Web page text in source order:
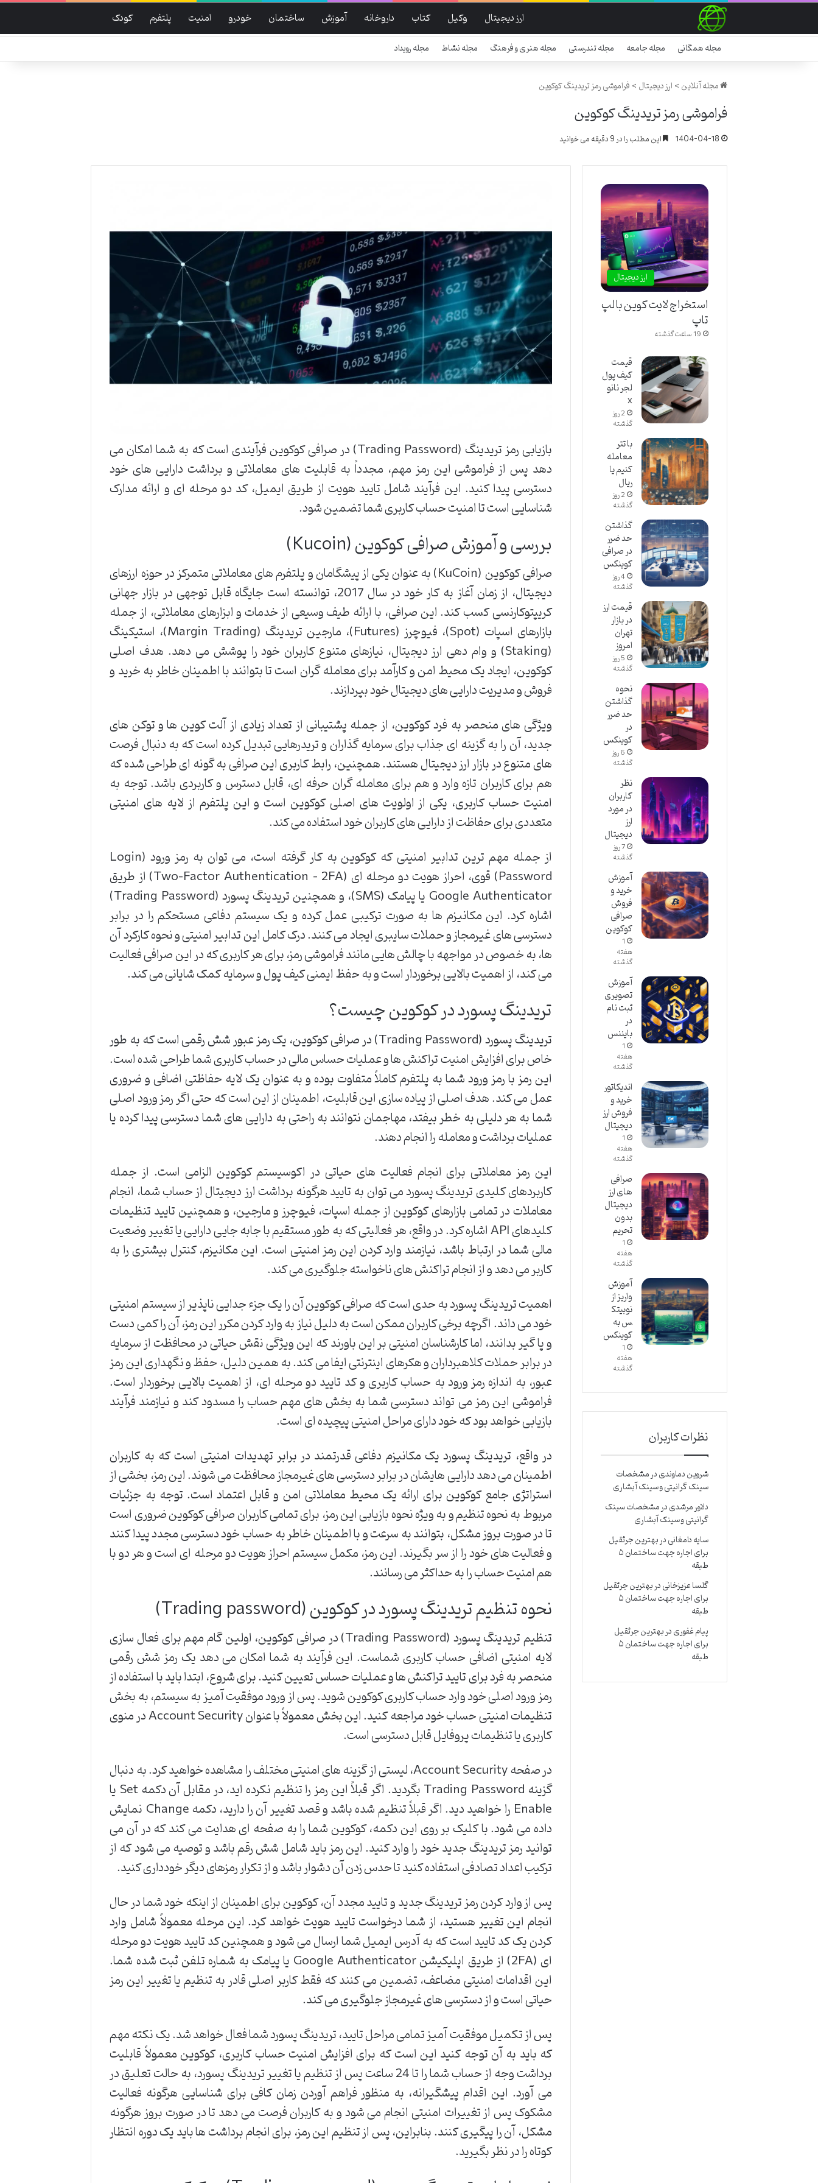
ارز دیجیتال وکیل کتاب داروخانه آموزش ساختمان خودرو امنیت پلتفرم کودک
مجله همگانی مجله جامعه مجله تندرستی مجله هنری و فرهنگ مجله نشاط مجله رویداد
مجله آنلاین>ارز دیجیتال>فراموشی رمز تریدینگ کوکوین
فراموشی رمز تریدینگ کوکوین
1404-04-18 این مطلب را در 9 دقیقه می خوانید
بازیابی رمز تریدینگ (Trading Password) در صرافی کوکوین فرآیندی است که به شما امکان می
دهد پس از فراموشی این رمز مهم، مجدداً به قابلیت های معاملاتی و برداشت دارایی های خود
دسترسی پیدا کنید. این فرآیند شامل تایید هویت از طریق ایمیل، کد دو مرحله ای و ارائه مدارک
شناسایی است تا امنیت حساب کاربری شما تضمین شود.
بررسی و آموزش صرافی کوکوین (Kucoin)
صرافی کوکوین (KuCoin) به عنوان یکی از پیشگامان و پلتفرم های معاملاتی متمرکز در حوزه ارزهای
دیجیتال، از زمان آغاز به کار خود در سال 2017، توانسته است جایگاه قابل توجهی در بازار جهانی
کریپتوکارنسی کسب کند. این صرافی، با ارائه طیف وسیعی از خدمات و ابزارهای معاملاتی، از جمله
بازارهای اسپات (Spot)، فیوچرز (Futures)، مارجین تریدینگ (Margin Trading)، استیکینگ
(Staking) و وام دهی ارز دیجیتال، نیازهای متنوع کاربران خود را پوشش می دهد. هدف اصلی
کوکوین، ایجاد یک محیط امن و کارآمد برای معامله گران است تا بتوانند با اطمینان خاطر به خرید و
فروش و مدیریت دارایی های دیجیتال خود بپردازند.
ویژگی های منحصر به فرد کوکوین، از جمله پشتیبانی از تعداد زیادی از آلت کوین ها و توکن های
جدید، آن را به گزینه ای جذاب برای سرمایه گذاران و تریدرهایی تبدیل کرده است که به دنبال فرصت
های متنوع در بازار ارز دیجیتال هستند. همچنین، رابط کاربری این صرافی به گونه ای طراحی شده که
هم برای کاربران تازه وارد و هم برای معامله گران حرفه ای، قابل دسترس و کاربردی باشد. توجه به
امنیت حساب کاربری، یکی از اولویت های اصلی کوکوین است و این پلتفرم از لایه های امنیتی
متعددی برای حفاظت از دارایی های کاربران خود استفاده می کند.
از جمله مهم ترین تدابیر امنیتی که کوکوین به کار گرفته است، می توان به رمز ورود (Login
Password) قوی، احراز هویت دو مرحله ای (Two-Factor Authentication – 2FA) از طریق
Google Authenticator یا پیامک (SMS)، و همچنین تریدینگ پسورد (Trading Password)
اشاره کرد. این مکانیزم ها به صورت ترکیبی عمل کرده و یک سیستم دفاعی مستحکم را در برابر
دسترسی های غیرمجاز و حملات سایبری ایجاد می کنند. درک کامل این تدابیر امنیتی و نحوه کارکرد آن
ها، به خصوص در مواجهه با چالش هایی مانند فراموشی رمز، برای هر کاربری که در این صرافی فعالیت
می کند، از اهمیت بالایی برخوردار است و به حفظ ایمنی کیف پول و سرمایه کمک شایانی می کند.
تریدینگ پسورد در کوکوین چیست؟
تریدینگ پسورد (Trading Password) در صرافی کوکوین، یک رمز عبور شش رقمی است که به طور
خاص برای افزایش امنیت تراکنش ها و عملیات حساس مالی در حساب کاربری شما طراحی شده است.
این رمز با رمز ورود شما به پلتفرم کاملاً متفاوت بوده و به عنوان یک لایه حفاظتی اضافی و ضروری
عمل می کند. هدف اصلی از پیاده سازی این قابلیت، اطمینان از این است که حتی اگر رمز ورود اصلی
شما به هر دلیلی به خطر بیفتد، مهاجمان نتوانند به راحتی به دارایی های شما دسترسی پیدا کرده یا
عملیات برداشت و معامله را انجام دهند.
این رمز معاملاتی برای انجام فعالیت های حیاتی در اکوسیستم کوکوین الزامی است. از جمله
کاربردهای کلیدی تریدینگ پسورد می توان به تایید هرگونه برداشت ارز دیجیتال از حساب شما، انجام
معاملات در تمامی بازارهای کوکوین از جمله اسپات، فیوچرز و مارجین، و همچنین تایید تنظیمات
کلیدهای API اشاره کرد. در واقع، هر فعالیتی که به طور مستقیم با جابه جایی دارایی یا تغییر وضعیت
مالی شما در ارتباط باشد، نیازمند وارد کردن این رمز امنیتی است. این مکانیزم، کنترل بیشتری را به
کاربر می دهد و از انجام تراکنش های ناخواسته جلوگیری می کند.
اهمیت تریدینگ پسورد به حدی است که صرافی کوکوین آن را یک جزء جدایی ناپذیر از سیستم امنیتی
خود می داند. اگرچه برخی کاربران ممکن است به دلیل نیاز به وارد کردن مکرر این رمز، آن را کمی دست
و پا گیر بدانند، اما کارشناسان امنیتی بر این باورند که این ویژگی نقش حیاتی در محافظت از سرمایه
در برابر حملات کلاهبرداران و هکرهای اینترنتی ایفا می کند. به همین دلیل، حفظ و نگهداری این رمز
عبور، به اندازه رمز ورود به حساب کاربری و کد تایید دو مرحله ای، از اهمیت بالایی برخوردار است.
فراموشی این رمز می تواند دسترسی شما به بخش های مهم حساب را مسدود کند و نیازمند فرآیند
بازیابی خواهد بود که خود دارای مراحل امنیتی پیچیده ای است.
در واقع، تریدینگ پسورد یک مکانیزم دفاعی قدرتمند در برابر تهدیدات امنیتی است که به کاربران
اطمینان می دهد دارایی هایشان در برابر دسترسی های غیرمجاز محافظت می شوند. این رمز، بخشی از
استراتژی جامع کوکوین برای ارائه یک محیط معاملاتی امن و قابل اعتماد است. توجه به جزئیات
مربوط به نحوه تنظیم و به ویژه نحوه بازیابی این رمز، برای تمامی کاربران صرافی کوکوین ضروری است
تا در صورت بروز مشکل، بتوانند به سرعت و با اطمینان خاطر به حساب خود دسترسی مجدد پیدا کنند
و فعالیت های خود را از سر بگیرند. این رمز، مکمل سیستم احراز هویت دو مرحله ای است و هر دو با
هم امنیت حساب را به حداکثر می رسانند.
نحوه تنظیم تریدینگ پسورد در کوکوین (Trading password)
تنظیم تریدینگ پسورد (Trading Password) در صرافی کوکوین، اولین گام مهم برای فعال سازی
لایه امنیتی اضافی حساب کاربری شماست. این فرآیند به شما امکان می دهد یک رمز شش رقمی
منحصر به فرد برای تایید تراکنش ها و عملیات حساس تعیین کنید. برای شروع، ابتدا باید با استفاده از
رمز ورود اصلی خود وارد حساب کاربری کوکوین شوید. پس از ورود موفقیت آمیز به سیستم، به بخش
تنظیمات امنیتی حساب خود مراجعه کنید. این بخش معمولاً با عنوان Account Security در منوی
کاربری یا تنظیمات پروفایل قابل دسترسی است.
در صفحه Account Security، لیستی از گزینه های امنیتی مختلف را مشاهده خواهید کرد. به دنبال
گزینه Trading Password بگردید. اگر قبلاً این رمز را تنظیم نکرده اید، در مقابل آن دکمه Set یا
Enable را خواهید دید. اگر قبلاً تنظیم شده باشد و قصد تغییر آن را دارید، دکمه Change نمایش
داده می شود. با کلیک بر روی این دکمه، کوکوین شما را به صفحه ای هدایت می کند که در آن می
توانید رمز تریدینگ جدید خود را وارد کنید. این رمز باید شامل شش رقم باشد و توصیه می شود که از
ترکیب اعداد تصادفی استفاده کنید تا حدس زدن آن دشوار باشد و از تکرار رمزهای دیگر خودداری کنید.
پس از وارد کردن رمز تریدینگ جدید و تایید مجدد آن، کوکوین برای اطمینان از اینکه خود شما در حال
انجام این تغییر هستید، از شما درخواست تایید هویت خواهد کرد. این مرحله معمولاً شامل وارد
کردن یک کد تایید است که به آدرس ایمیل شما ارسال می شود و همچنین کد تایید هویت دو مرحله
ای (2FA) از طریق اپلیکیشن Google Authenticator یا پیامک به شماره تلفن ثبت شده شما.
این اقدامات امنیتی مضاعف، تضمین می کنند که فقط کاربر اصلی قادر به تنظیم یا تغییر این رمز
حیاتی است و از دسترسی های غیرمجاز جلوگیری می کند.
پس از تکمیل موفقیت آمیز تمامی مراحل تایید، تریدینگ پسورد شما فعال خواهد شد. یک نکته مهم
که باید به آن توجه کنید این است که برای افزایش امنیت حساب کاربری، کوکوین معمولاً قابلیت
برداشت وجه از حساب شما را تا 24 ساعت پس از تنظیم یا تغییر تریدینگ پسورد، به حالت تعلیق در
می آورد. این اقدام پیشگیرانه، به منظور فراهم آوردن زمان کافی برای شناسایی هرگونه فعالیت
مشکوک پس از تغییرات امنیتی انجام می شود و به کاربران فرصت می دهد تا در صورت بروز هرگونه
مشکل، آن را پیگیری کنند. بنابراین، پس از تنظیم این رمز، برای انجام برداشت ها باید یک دوره انتظار
کوتاه را در نظر بگیرید.
ارز دیجیتال
استخراج لایت کوین با لپ
تاپ
19 ساعت گذشته
قیمت
کیف پول
لجر نانو
x
2 روز
گذشته
با تتر
معامله
کنیم یا
ریال
2 روز
گذشته
گذاشتن
حد ضرر
در صرافی
کوینکس
4 روز
گذشته
قيمت ارز
در بازار
تهران
امروز
5 روز
گذشته
نحوه
گذاشتن
حد ضرر
در
کوینکس
6 روز
گذشته
نظر
کاربران
در مورد
ارز
دیجیتال
7 روز
گذشته
آموزش
خرید و
فروش
صرافی
کوکوین
1
هفته
گذشته
آموزش
تصویری
ثبت نام
در
بایننس
1
هفته
گذشته
اندیکاتور
خرید و
فروش ارز
دیجیتال
1
هفته
گذشته
صرافی
های ارز
دیجیتال
بدون
تحریم
1
هفته
گذشته
آموزش
واریز از
نوبیتک
س به
کوینکس
1
هفته
گذشته
نظرات کاربران
شروین دماوندیدرمشخصات
سینک گرانیتی و سینک آبشاری
دلاور مرشدیدرمشخصات سینک
گرانیتی و سینک آبشاری
سایه دامغانیدربهترین جرثقیل
برای اجاره جهت ساختمان ۵
طبقه
گلسا عزیزخانیدربهترین جرثقیل
برای اجاره جهت ساختمان ۵
طبقه
پیام غفوریدربهترین جرثقیل
برای اجاره جهت ساختمان ۵
طبقه